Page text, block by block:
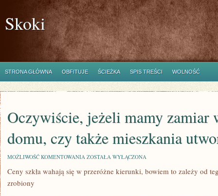
Skoki
STRONA GŁÓWNA OBFITUJE ŚCIEŻKA SPIS TREŚCI WOLNOŚĆ
Oczywiście, jeżeli mamy zamiar
domu, czy także mieszkania
MOŻLIWOŚĆ KOMENTOWANIA OCZYWIŚCIE,
MAMY
ZOSTAŁA WYŁĄCZONA
Ceny szkła wahają się w przeróżne kierunki, bowiem to zależy od
zrobiony